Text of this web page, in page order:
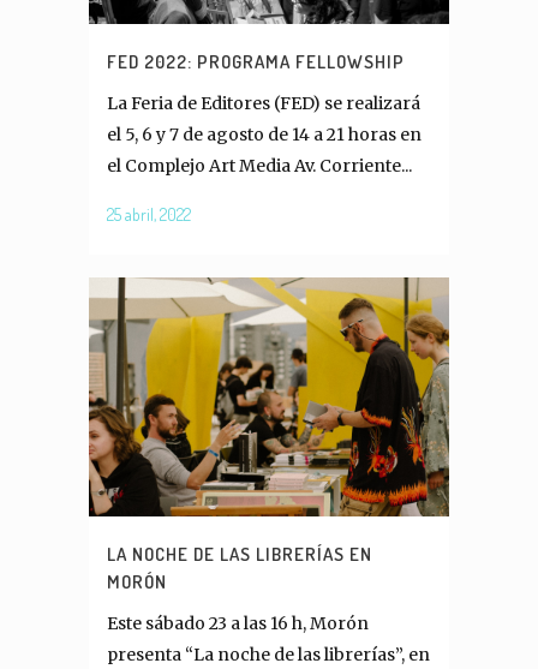
FED 2022: PROGRAMA FELLOWSHIP
La Feria de Editores (FED) se realizará
el 5, 6 y 7 de agosto de 14 a 21 horas en
el Complejo Art Media Av. Corriente...
25 abril, 2022
LA NOCHE DE LAS LIBRERÍAS EN
MORÓN
Este sábado 23 a las 16 h, Morón
presenta “La noche de las librerías”, en